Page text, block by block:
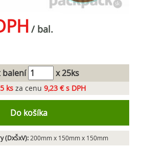
/ bal.
balení x 25ks
ks za cenu 9,23 € s DPH
Do košíka
(DxŠxV): 200mm x 150mm x 150mm